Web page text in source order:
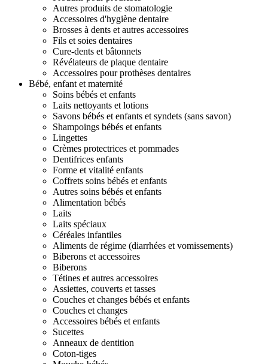
Autres produits de stomatologie
Accessoires d'hygiène dentaire
Brosses à dents et autres accessoires
Fils et soies dentaires
Cure-dents et bâtonnets
Révélateurs de plaque dentaire
Accessoires pour prothèses dentaires
Bébé, enfant et maternité
Soins bébés et enfants
Laits nettoyants et lotions
Savons bébés et enfants et syndets (sans savon)
Shampoings bébés et enfants
Lingettes
Crèmes protectrices et pommades
Dentifrices enfants
Forme et vitalité enfants
Coffrets soins bébés et enfants
Autres soins bébés et enfants
Alimentation bébés
Laits
Laits spéciaux
Céréales infantiles
Aliments de régime (diarrhées et vomissements)
Biberons et accessoires
Biberons
Tétines et autres accessoires
Assiettes, couverts et tasses
Couches et changes bébés et enfants
Couches et changes
Accessoires bébés et enfants
Sucettes
Anneaux de dentition
Coton-tiges